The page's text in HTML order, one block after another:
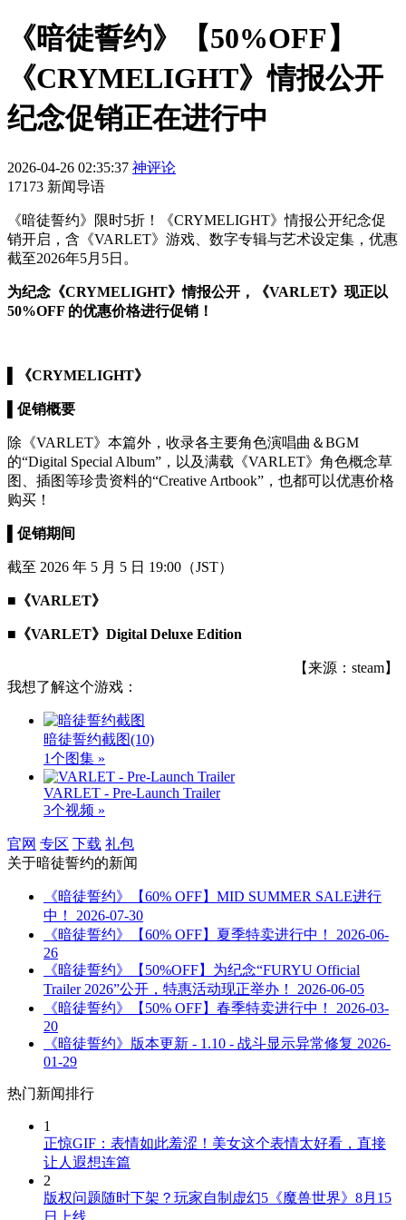
《暗徒誓约》【50%OFF】
《CRYMELIGHT》情报公开
纪念促销正在进行中
2026-04-26 02:35:37 神评论
17173 新闻导语
《暗徒誓约》限时5折！《CRYMELIGHT》情报公开纪念促
销开启，含《VARLET》游戏、数字专辑与艺术设定集，优惠
截至2026年5月5日。
为纪念《CRYMELIGHT》情报公开，《VARLET》现正以
50%OFF 的优惠价格进行促销！
▌《CRYMELIGHT》
▌促销概要
除《VARLET》本篇外，收录各主要角色演唱曲＆BGM
的“Digital Special Album”，以及满载《VARLET》角色概念草
图、插图等珍贵资料的“Creative Artbook”，也都可以优惠价格
购买！
▌促销期间
截至 2026 年 5 月 5 日 19:00（JST）
■《VARLET》
■《VARLET》Digital Deluxe Edition
【来源：steam】
我想了解这个游戏：
暗徒誓约截图(10)
1个图集 »
VARLET - Pre-Launch Trailer
3个视频 »
官网 专区 下载 礼包
关于暗徒誓约的新闻
《暗徒誓约》【60% OFF】MID SUMMER SALE进行
中！
2026-07-30
《暗徒誓约》【60% OFF】夏季特卖进行中！
2026-06-
26
《暗徒誓约》【50%OFF】为纪念“FURYU Official
Trailer 2026”公开，特惠活动现正举办！
2026-06-05
《暗徒誓约》【50% OFF】春季特卖进行中！
2026-03-
20
《暗徒誓约》版本更新 - 1.10 - 战斗显示异常修复 2026-
01-29
热门新闻排行
1
正惊GIF：表情如此羞涩！美女这个表情太好看，直接
让人遐想连篇
2
版权问题随时下架？玩家自制虚幻5《魔兽世界》8月15
日上线